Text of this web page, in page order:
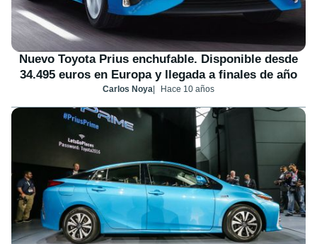
Nuevo Toyota Prius enchufable. Disponible desde
34.495 euros en Europa y llegada a finales de año
Carlos Noya Hace 10 años